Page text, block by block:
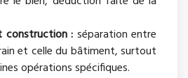
construction : séparation entre
et celle du bâtiment, surtout
opérations spécifiques.